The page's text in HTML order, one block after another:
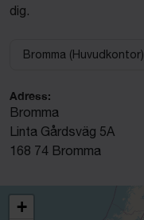
dig.
Välj anläggning:
Bromma (Huvudkontor)
Adress:
Bromma
Linta Gårdsväg 5A
168 74 Bromma
+